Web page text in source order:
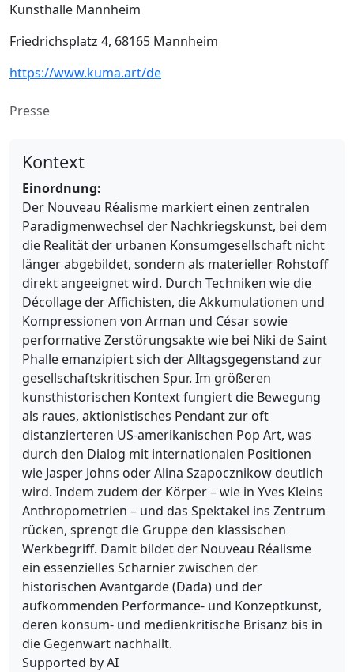
Kunsthalle Mannheim
Friedrichsplatz 4, 68165 Mannheim
https://www.kuma.art/de
Presse
Kontext
Einordnung:
Der Nouveau Réalisme markiert einen zentralen
Paradigmenwechsel der Nachkriegskunst, bei dem
die Realität der urbanen Konsumgesellschaft nicht
länger abgebildet, sondern als materieller Rohstoff
direkt angeeignet wird. Durch Techniken wie die
Décollage der Affichisten, die Akkumulationen und
Kompressionen von Arman und César sowie
performative Zerstörungsakte wie bei Niki de Saint
Phalle emanzipiert sich der Alltagsgegenstand zur
gesellschaftskritischen Spur. Im größeren
kunsthistorischen Kontext fungiert die Bewegung
als raues, aktionistisches Pendant zur oft
distanzierteren US-amerikanischen Pop Art, was
durch den Dialog mit internationalen Positionen
wie Jasper Johns oder Alina Szapocznikow deutlich
wird. Indem zudem der Körper – wie in Yves Kleins
Anthropometrien – und das Spektakel ins Zentrum
rücken, sprengt die Gruppe den klassischen
Werkbegriff. Damit bildet der Nouveau Réalisme
ein essenzielles Scharnier zwischen der
historischen Avantgarde (Dada) und der
aufkommenden Performance- und Konzeptkunst,
deren konsum- und medienkritische Brisanz bis in
die Gegenwart nachhallt.
Supported by AI